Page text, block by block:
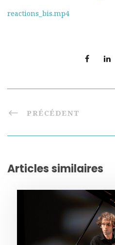
reactions_bis.mp4
PRÉCÉDENT
Articles similaires